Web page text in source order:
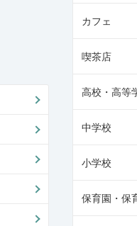
カフェ
喫茶店
高校・高等
中学校
小学校
保育園・保